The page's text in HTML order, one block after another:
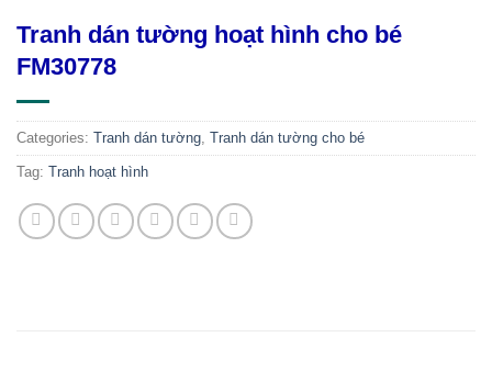
Tranh dán tường hoạt hình cho bé
FM30778
Categories: Tranh dán tường, Tranh dán tường cho bé
Tag: Tranh hoạt hình